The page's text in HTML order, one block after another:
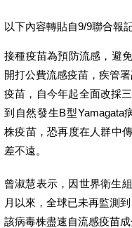
以下內容轉貼自9/9聯合報
接種疫苗為預防流感，避
開打公費流感疫苗，疾管
疫苗，自今年起全面改採
到自然發生B型Yamagata
株疫苗，恐再度在人群中
差不遠。
曾淑慧表示，因世界衛生
月以來，全球已未再監測
該病毒株盡速自流感疫苗